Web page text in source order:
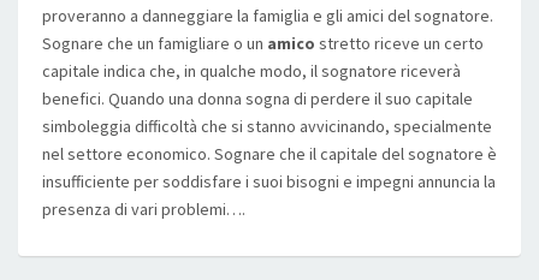
proveranno a danneggiare la famiglia e gli amici del sognatore.
Sognare che un famigliare o un amico stretto riceve un certo
capitale indica che, in qualche modo, il sognatore riceverà
benefici. Quando una donna sogna di perdere il suo capitale
simboleggia difficoltà che si stanno avvicinando, specialmente
nel settore economico. Sognare che il capitale del sognatore è
insufficiente per soddisfare i suoi bisogni e impegni annuncia la
presenza di vari problemi….